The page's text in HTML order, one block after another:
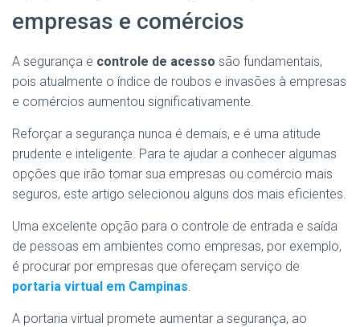
empresas e comércios
A segurança e controle de acesso são fundamentais,
pois atualmente o índice de roubos e invasões à empresas
e comércios aumentou significativamente.
Reforçar a segurança nunca é demais, e é uma atitude
prudente e inteligente. Para te ajudar a conhecer algumas
opções que irão tornar sua empresas ou comércio mais
seguros, este artigo selecionou alguns dos mais eficientes.
Uma excelente opção para o controle de entrada e saída
de pessoas em ambientes como empresas, por exemplo,
é procurar por empresas que ofereçam serviço de
portaria virtual em Campinas.
A portaria virtual promete aumentar a segurança, ao